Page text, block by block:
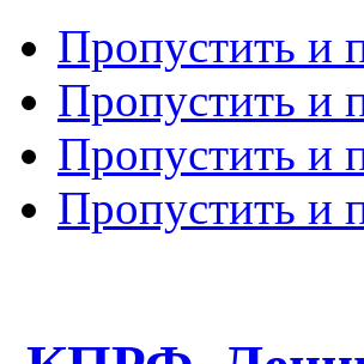
Пропустить и
Пропустить и
Пропустить и
Пропустить и